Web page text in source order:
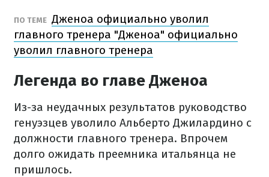
ПО ТЕМЕ Дженоа официально уволил
главного тренера "Дженоа" официально
уволил главного тренера
Легенда во главе Дженоа
Из-за неудачных результатов руководство
генуэзцев уволило Альберто Джилардино с
должности главного тренера. Впрочем
долго ожидать преемника итальянца не
пришлось.